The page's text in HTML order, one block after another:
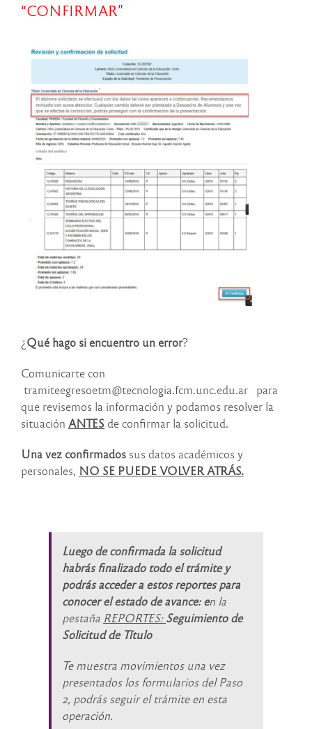
“CONFIRMAR”
¿Qué hago si encuentro un error?
Comunicarte con
tramiteegresoetm@tecnologia.fcm.unc.edu.ar para
que revisemos la información y podamos resolver la
situación ANTES de confirmar la solicitud.
Una vez confirmados sus datos académicos y
personales, NO SE PUEDE VOLVER ATRÁS.
Luego de confirmada la solicitud
habrás finalizado todo el trámite y
podrás acceder a estos reportes para
conocer el estado de avance: en la
pestaña REPORTES:Seguimiento de
Solicitud de Título
Te muestra movimientos una vez
presentados los formularios del Paso
2, podrás seguir el trámite en esta
operación.